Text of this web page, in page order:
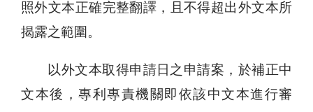
照外文本正確完整翻譯，且不得超出外文本所
揭露之範圍。
以外文本取得申請日之申請案，於補正中
文本後，專利專責機關即依該中文本進行審